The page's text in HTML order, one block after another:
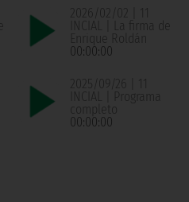
2026/02/02 | 11
INCIAL | La firma de
Enrique Roldán
00:00:00
2025/09/26 | 11
INCIAL | Programa
completo
00:00:00